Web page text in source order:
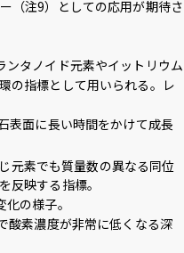
（注9）としての応用が期待さ
ンタノイド元素やイットリウム
の指標として用いられる。レ
表面に長い時間をかけて成長
元素でも質量数の異なる同位
反映する指標。
の様子。
酸素濃度が非常に低くなる深